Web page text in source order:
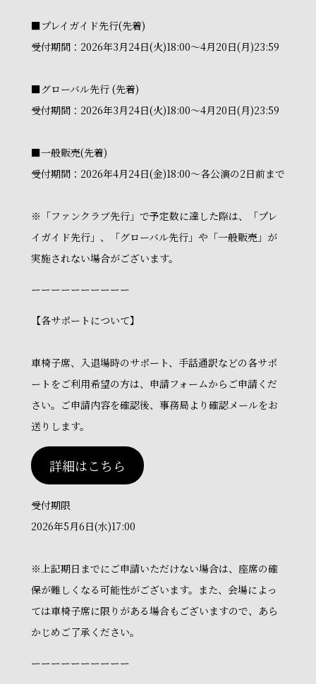
■プレイガイド先行(先着)
受付期間：2026年3月24日(火)18:00～4月20日(月)23:59
■グローバル先行 (先着)
受付期間：2026年3月24日(火)18:00～4月20日(月)23:59
■一般販売(先着)
受付期間：2026年4月24日(金)18:00～各公演の2日前まで
※「ファンクラブ先行」で予定数に達した際は、「プレ
イガイド先行」、「グローバル先行」や「一般販売」が
実施されない場合がございます。
ーーーーーーーーーー
【各サポートについて】
車椅子席、入退場時のサポート、手話通訳などの各サポ
ートをご利用希望の方は、申請フォームからご申請くだ
さい。ご申請内容を確認後、事務局より確認メールをお
送りします。
詳細はこちら
受付期限
2026年5月6日(水)17:00
※上記期日までにご申請いただけない場合は、座席の確
保が難しくなる可能性がございます。また、会場によっ
ては車椅子席に限りがある場合もございますので、あら
かじめご了承ください。
ーーーーーーーーーー